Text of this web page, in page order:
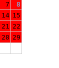
7
8
14 15
21 22
28 29